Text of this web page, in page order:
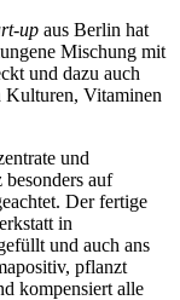
up aus Berlin hat
Mischung mit
und dazu auch
Kulturen, Vitaminen
und
auf
Der fertige
in
und auch ans
pflanzt
kompensiert alle